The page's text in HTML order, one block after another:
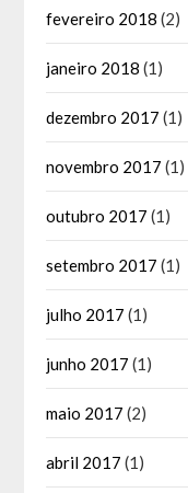
fevereiro 2018 (2)
janeiro 2018 (1)
dezembro 2017 (1)
novembro 2017 (1)
outubro 2017 (1)
setembro 2017 (1)
julho 2017 (1)
junho 2017 (1)
maio 2017 (2)
abril 2017 (1)